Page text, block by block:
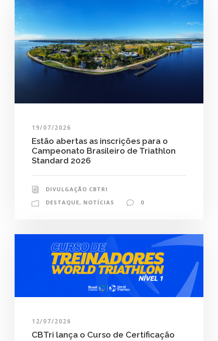
19/07/2026
Estão abertas as inscrições para o
Campeonato Brasileiro de Triathlon
Standard 2026
DIVULGAÇÃO CBTRI
DESTAQUE, NOTÍCIAS 0
12/07/2026
CBTri lança o Curso de Certificação